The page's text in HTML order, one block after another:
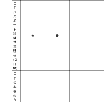
Ｉ
Ｔ
パ
ス
ポ
ー
ト
試
験
対
策
研
修
(２
日
間)
★ ●
Ｉ
Ｔ
初
心
者
の
た